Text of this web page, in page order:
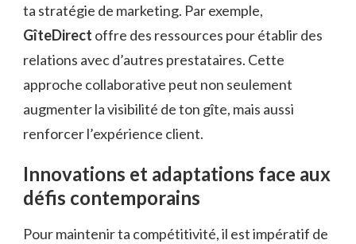
ta stratégie de marketing. Par exemple,
GîteDirect offre des ressources pour établir des
relations avec d’autres prestataires. Cette
approche collaborative peut non seulement
augmenter la visibilité de ton gîte, mais aussi
renforcer l’expérience client.
Innovations et adaptations face aux
défis contemporains
Pour maintenir ta compétitivité, il est impératif de